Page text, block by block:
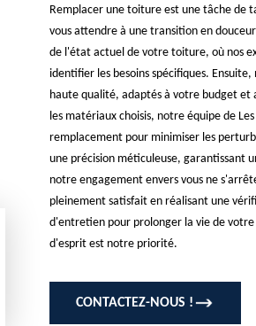
Remplacer une toiture est une tâche de
vous attendre à une transition en
de l'état actuel de votre toiture, où nos
identifier les besoins spécifiques.
haute qualité, adaptés à votre budget et
les matériaux choisis, notre équipe de
remplacement pour minimiser les
une précision méticuleuse, garantissant
notre engagement envers vous ne
pleinement satisfait en réalisant une
d'entretien pour prolonger la vie de
d'esprit est notre priorité.
CONTACTEZ-NOUS !